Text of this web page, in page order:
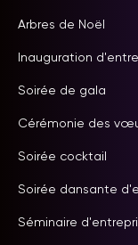
Arbres de Noël
Inauguration
Soirée de gala
Cérémonie des
Soirée cocktail
Soirée dansante
Séminaire